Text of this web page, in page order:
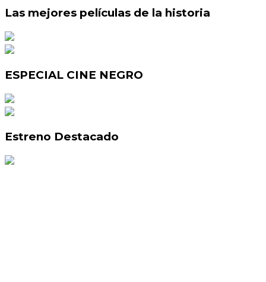
Las mejores películas de la historia
ESPECIAL CINE NEGRO
Estreno Destacado